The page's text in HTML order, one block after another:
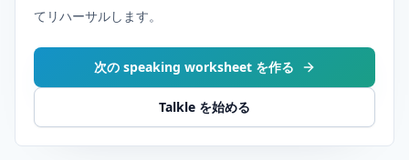
てリハーサルします。
次の speaking worksheet を作る
Talkle を始める